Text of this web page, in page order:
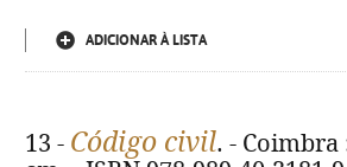
ADICIONAR À LISTA
13 - Código civil. - Coimbra